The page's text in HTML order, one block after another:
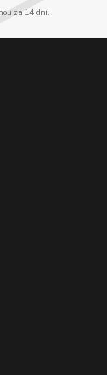
za 14 dní.